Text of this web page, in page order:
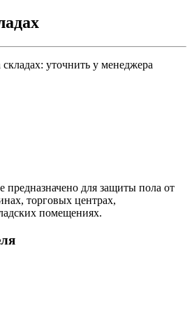
уточнить у менеджера
предназначено для защиты пола от
торговых центрах,
помещениях.